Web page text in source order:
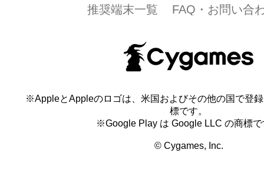
推奨端末一覧
FAQ・お問い合
※AppleとAppleのロゴは、米国およびその他の国で登
標です。
※Google Play は Google LLC の商標で
© Cygames, Inc.